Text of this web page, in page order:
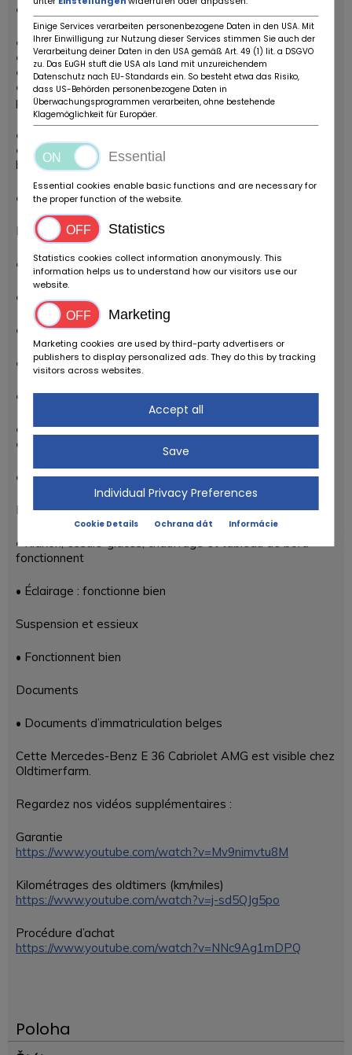
• Remarque : pneus de 2023
• Intérieur, capote et tapis : beaux et d’origine
• Remarque : tapis en très bon état
• Remarque : capote en bon état d’origine
• Remarque : capote améliorée avec tissu au lieu de
plastique
• Contrôle du numéro de châssis : original et bien lisible
• Emplacement du numéro de châssis : à droite devant la
batterie
• Compartiment moteur : bon état honnête
Moteur et technique
• Moteur : bon état honnête
• Fluides et entretien : bien entretenu
• Batterie : bon état, peut encore durer quelques années
• Boîte de vitesses : fonctionne bien
• Embrayage : fonctionne bien
• Freins : fonctionnent bien
• Remarque : flexibles de frein arrière détériorés
• Frein à main : fonctionne bien
Électricité
• Klaxon, essuie-glaces, chauffage et tableau de bord
fonctionnent
• Éclairage : fonctionne bien
Suspension et essieux
• Fonctionnent bien
Documents
• Documents d’immatriculation belges
Cette Mercedes-Benz E 36 Cabriolet AMG est visible chez
Oldtimerfarm.
Regardez nos vidéos supplémentaires :
Garantie
https://www.youtube.com/watch?v=Mv9nimvtu8M
Kilométrages des oldtimers (km/miles)
https://www.youtube.com/watch?v=j-sd5QJg5po
Procédure d’achat
https://www.youtube.com/watch?v=NNc9Ag1mDPQ
Poloha
Einige Services verarbeiten personenbezogene Daten in den USA. Mit
Ihrer Einwilligung zur Nutzung dieser Services stimmen Sie auch der
Verarbeitung deiner Daten in den USA gemäß Art. 49 (1) lit. a DSGVO
zu. Das EuGH stuft die USA als Land mit unzureichendem
Datenschutz nach EU-Standards ein. So besteht etwa das Risiko,
dass US-Behörden personenbezogene Daten in
Überwachungsprogrammen verarbeiten, ohne bestehende
Klagemöglichkeit für Europäer.
Essential
Essential cookies enable basic functions and are necessary for
the proper function of the website.
Statistics
Statistics cookies collect information anonymously. This
information helps us to understand how our visitors use our
website.
Marketing
Marketing cookies are used by third-party advertisers or
publishers to display personalized ads. They do this by tracking
visitors across websites.
Accept all
Save
Individual Privacy Preferences
Cookie Details Ochrana dát Informácie